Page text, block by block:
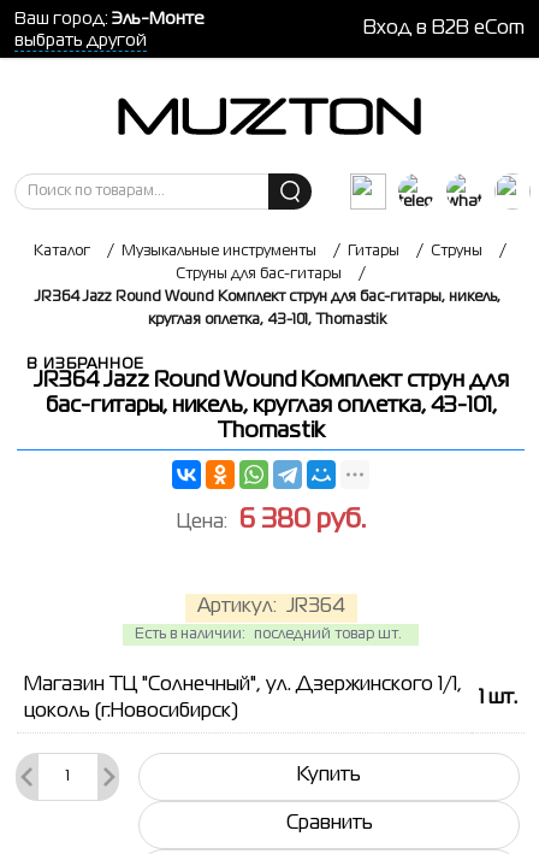
Ваш город: Эль-Монте
выбрать другой
Вход в B2B eCom
Каталог / Музыкальные инструменты / Гитары / Струны
/
Струны для бас-гитары
/
JR364 Jazz Round Wound Комплект струн для бас-гитары, никель,
круглая оплетка, 43-101, Thomastik
В ИЗБРАННОЕ
JR364 Jazz Round Wound Комплект струн для
бас-гитары, никель, круглая оплетка, 43-101,
Thomastik
Артикул: JR364
Есть в наличии: последний товар шт.
Цена: 6 380 руб.
Магазин ТЦ "Солнечный", ул. Дзержинского 1/1,
цоколь (г.Новосибирск)
шт.
Купить
Сравнить